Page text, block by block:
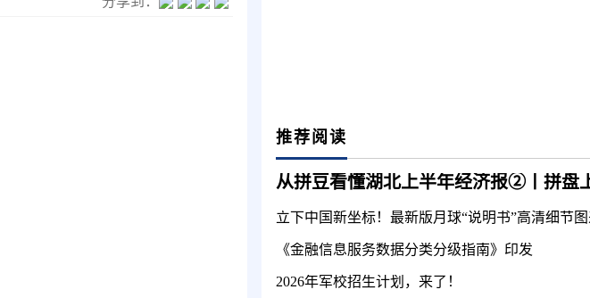
推荐阅读
立下中国新坐标！最新版月球“说明书”高清细节
《金融信息服务数据分类分级指南》印发
2026年军校招生计划，来了！